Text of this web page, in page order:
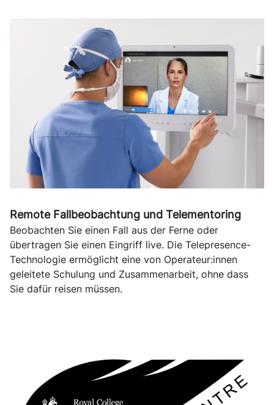
Remote Fallbeobachtung und Telementoring
Beobachten Sie einen Fall aus der Ferne oder
übertragen Sie einen Eingriff live. Die Telepresence-
Technologie ermöglicht eine von Operateur:innen
geleitete Schulung und Zusammenarbeit, ohne dass
Sie dafür reisen müssen.